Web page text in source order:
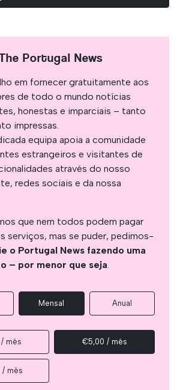
Portugal News
em fornecer gratuitamente aos
de todo o mundo notícias
honestas e imparciais – tanto
impressas.
equipa apoia a comunidade
estrangeiros e visitantes de
através do nosso
redes sociais e da nossa
que nem todos podem pagar
serviços, mas se puder, pedimos-
o Portugal News fazendo uma
– por menor que seja
Mensal Anual
mês €5,00 / mês
/ mês